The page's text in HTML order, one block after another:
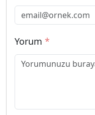
Yorum *